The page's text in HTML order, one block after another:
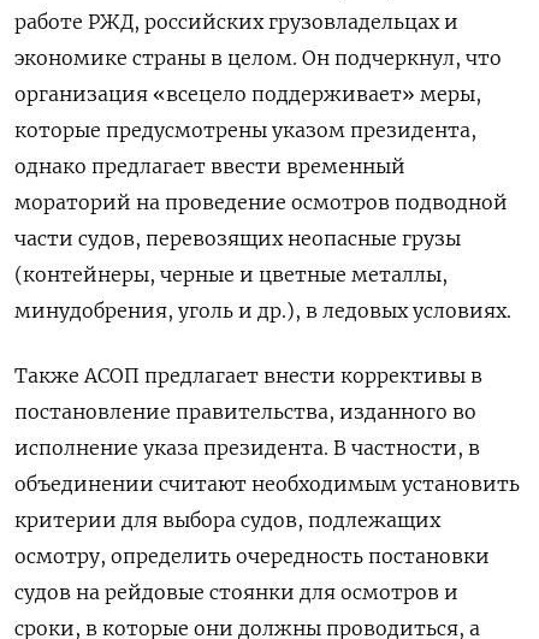
работе РЖД, российских грузовладельцах и
экономике страны в целом. Он подчеркнул, что
организация «всецело поддерживает» меры,
которые предусмотрены указом президента,
однако предлагает ввести временный
мораторий на проведение осмотров подводной
части судов, перевозящих неопасные грузы
(контейнеры, черные и цветные металлы,
минудобрения, уголь и др.), в ледовых условиях.
Также АСОП предлагает внести коррективы в
постановление правительства, изданного во
исполнение указа президента. В частности, в
объединении считают необходимым установить
критерии для выбора судов, подлежащих
осмотру, определить очередность постановки
судов на рейдовые стоянки для осмотров и
сроки, в которые они должны проводиться, а